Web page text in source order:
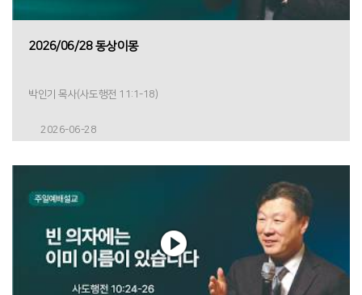
2026/06/28 동상이몽
박인기 목사(사도행전 11:1-18)
2026-06-28